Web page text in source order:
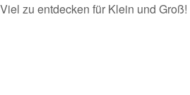
zu entdecken für Klein und Groß!